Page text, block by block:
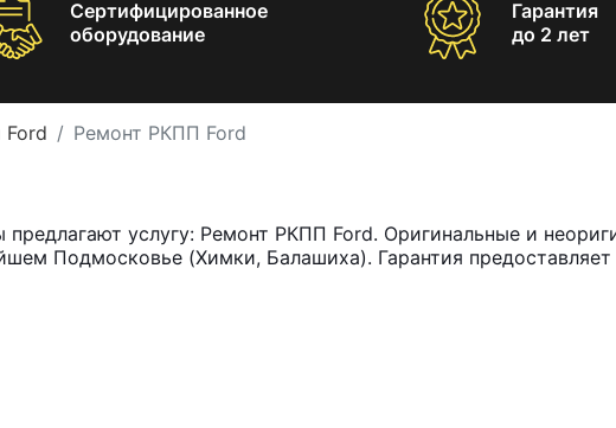
Сертифицированное
оборудование
Гарантия
до 2 лет
Ford Ремонт РКПП Ford
услугу: Ремонт РКПП Ford. Оригинальные и
Подмосковье (Химки, Балашиха). Гарантия